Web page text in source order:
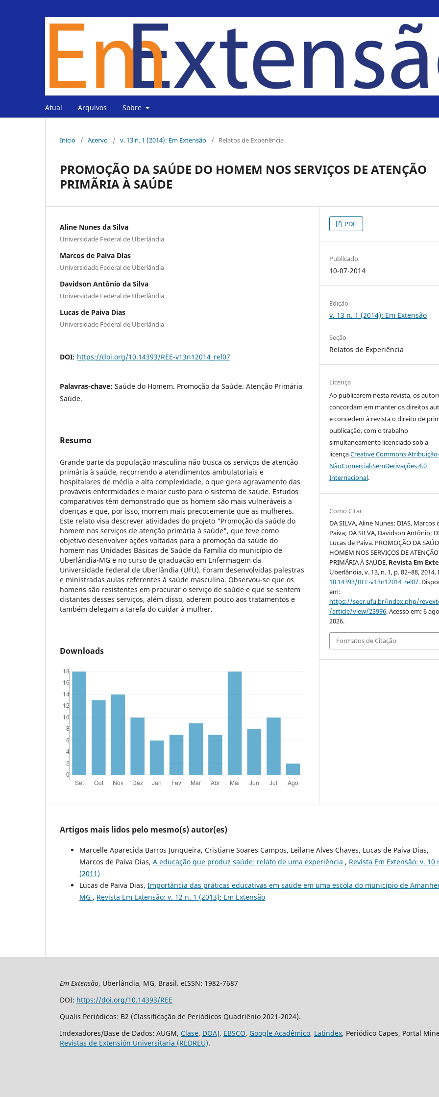
Atual Arquivos Sobre
Início / Acervo / v. 13 n. 1 (2014): Em Extensão / Relatos de Experiência
PROMOÇÃO DA SAÚDE DO HOMEM NOS SERVIÇOS DE ATENÇÃO
PRIMÃRIA À SAÚDE
Aline Nunes da Silva
Universidade Federal de Uberlândia
Marcos de Paiva Dias
Universidade Federal de Uberlândia
Davidson Antônio da Silva
Universidade Federal de Uberlândia
Lucas de Paiva Dias
Universidade Federal de Uberlândia
DOI: https://doi.org/10.14393/REE-v13n12014_rel07
Palavras-chave: Saúde do Homem. Promoção da Saúde. Atenção Primária
Saúde.
Resumo
Grande parte da população masculina não busca os serviços de atenção
primária à saúde, recorrendo a atendimentos ambulatoriais e
hospitalares de média e alta complexidade, o que gera agravamento das
prováveis enfermidades e maior custo para o sistema de saúde. Estudos
comparativos têm demonstrado que os homem são mais vulneráveis a
doenças e que, por isso, morrem mais precocemente que as mulheres.
Este relato visa descrever atividades do projeto "Promoção da saúde do
homem nos serviços de atenção primária à saúde", que teve como
objetivo desenvolver ações voltadas para a promoção da saúde do
homem nas Unidades Básicas de Saúde da Família do município de
Uberlândia-MG e no curso de graduação em Enfermagem da
Universidade Federal de Uberlândia (UFU). Foram desenvolvidas palestras
e ministradas aulas referentes à saúde masculina. Observou-se que os
homens são resistentes em procurar o serviço de saúde e que se sentem
distantes desses serviços, além disso, aderem pouco aos tratamentos e
também delegam a tarefa do cuidar à mulher.
Downloads
PDF
Publicado
10-07-2014
Edição
v. 13 n. 1 (2014): Em Extensão
Seção
Relatos de Experiência
Licença
Ao publicarem nesta revista, os
concordam em manter os direitos
e concedem à revista o direito de
publicação, com o trabalho
simultaneamente licenciado sob a
licençaCreative Commons
NãoComercial-SemDerivações 4.0
Internacional.
Como Citar
DA SILVA, Aline Nunes; DIAS, Marcos
Paiva; DA SILVA, Davidson Antônio;
Lucas de Paiva. PROMOÇÃO DA
HOMEM NOS SERVIÇOS DE ATENÇÃO
PRIMÃRIA À SAÚDE. Revista Em
Uberlândia, v. 13, n. 1, p. 82–88, 2014.
10.14393/REE-v13n12014_rel07.
em:
https://seer.ufu.br/index.php/
/article/view/23996. Acesso em: 6
2026.
Formatos de Citação
Artigos mais lidos pelo mesmo(s) autor(es)
Marcelle Aparecida Barros Junqueira, Cristiane Soares Campos, Leilane Alves Chaves, Lucas de Paiva Dias,
Marcos de Paiva Dias, A educação que produz saúde: relato de uma experiência , Revista Em Extensão: v. 10
(2011)
Lucas de Paiva Dias, Importância das práticas educativas em saúde em uma escola do município de
MG , Revista Em Extensão: v. 12 n. 1 (2013): Em Extensão
Em Extensão, Uberlândia, MG, Brasil. eISSN: 1982-7687
DOI: https://doi.org/10.14393/REE
Qualis Periódicos: B2 (Classificação de Periódicos Quadriênio 2021-2024).
Indexadores/Base de Dados: AUGM, Clase, DOAJ, EBSCO, Google Acadêmico, Latindex, Periódico Capes, Portal
Revistas de Extensión Universitaria (REDREU).